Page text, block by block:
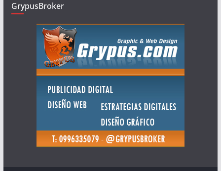
GrypusBroker